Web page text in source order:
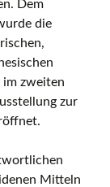
Dem
die
im zweiten
zur
Mitteln